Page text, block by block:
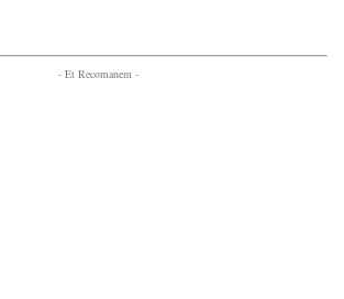
- Et Recomanem -